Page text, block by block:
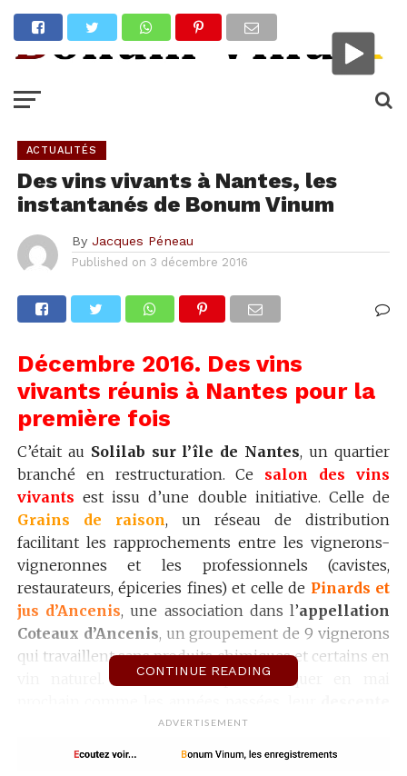
ACTUALITÉS
Des vins vivants à Nantes, les
instantanés de Bonum Vinum
By Jacques Péneau
Published on 3 décembre 2016
Décembre 2016. Des vins
vivants réunis à Nantes pour la
première fois
C’était au Solilab sur l’île de Nantes, un quartier
branché en restructuration. Ce salon des vins
vivants est issu d’une double initiative. Celle de
Grains de raison, un réseau de distribution
facilitant les rapprochements entre les vignerons-
vigneronnes et les professionnels (cavistes,
restaurateurs, épiceries fines) et celle de Pinards et
jus d’Ancenis, une association dans l’appellation
Coteaux d’Ancenis, un groupement de 9 vignerons
qui travaillent sans produits chimiques et certains en
vin naturel. Il ne faudra pas manquer en mai
de la Loire en toue cabanée jusqu’au quai de
Versailles . Le tout est chapeauté par la Compagnie
CONTINUE READING
ADVERTISEMENT